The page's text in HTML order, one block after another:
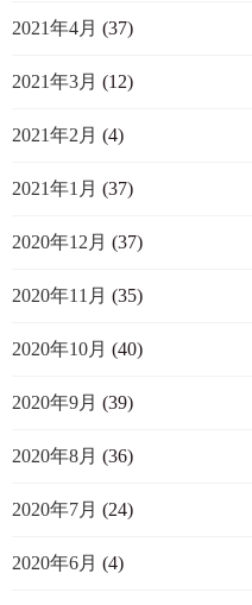
2021年4月 (37)
2021年3月 (12)
2021年2月 (4)
2021年1月 (37)
2020年12月 (37)
2020年11月 (35)
2020年10月 (40)
2020年9月 (39)
2020年8月 (36)
2020年7月 (24)
2020年6月 (4)